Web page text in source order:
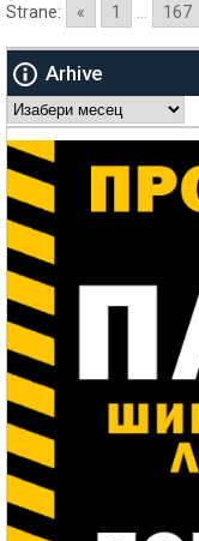
Strane: « 1 167
Arhive
Arhive